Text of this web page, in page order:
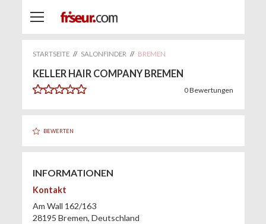
STARTSEITE // SALONFINDER // BREMEN
KELLER HAIR COMPANY BREMEN
0Bewertungen
BEWERTEN
INFORMATIONEN
Kontakt
Am Wall 162/163
28195 Bremen, Deutschland